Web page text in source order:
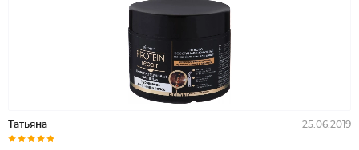
Татьяна 25.06.2019